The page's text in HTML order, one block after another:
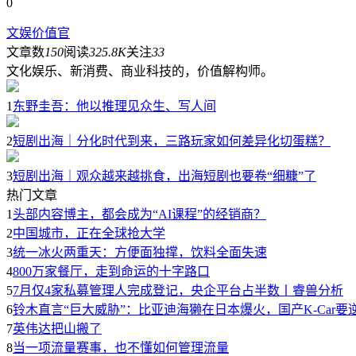
0
文娱价值官
文章数150阅读325.8K关注33
文化娱乐、新消费、商业科技的，价值解构师。
1 东野圭吾：他以推理见众生、写人间
2短剧出海｜分化时代到来，三路玩家如何差异化切蛋糕？
3短剧出海｜观众越来越挑食，出海短剧也要卷“细糠”了
热门文章
1 头部内容博主，都会成为“AI课程”的经销商？
2中国城市，正在全球抢大学
3统一冰火两重天：方便面独撑，饮料全面失速
4800万家餐厅，走到命运的十字路口
57月仅4家私募管理人完成登记，央企平台占半数丨睿兽分析
6铃木直言“巨大威胁”：比亚迪海獭在日本爆火，国产K-Car要
7英伟达把山搬了
8当一项流量赛事，也不懂如何管理流量